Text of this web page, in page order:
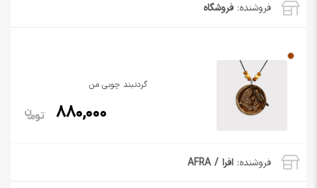
فروشنده:فروشگاه
فروشنده: افرا / AFRA
گردنبند چوبی من
880,000